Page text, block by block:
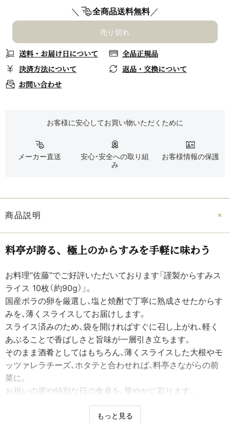
＼ 全商品送料無料／
売り切れ
送料・お届け日について
全品正規品
決済方法について
返品・交換について
お問い合わせ
お客様に安心してお買い物いただくために
メーカー直送
安心・安全への取り組
み
お客様情報の保護
商品説明
料亭が​誇る、​極上のからすみを​手軽に​味わう
お料理“佐藤”でご好評いただいております「謹製からすみス
ライス 10枚（約90g）」。
国産ボラの卵を厳選し、塩と焼酎で丁寧に熟成させたからす
みを、薄くスライスしてお届けします。
スライス済みのため、袋を開ければすぐに召し上がれ、軽く
あぶることで香ばしさと旨味が一層引き立ちます。
そのまま酒肴としてはもちろん、薄くスライスした大根やモ
ッツァレラチーズ、ホタテと合わせれば、料亭さながらの前
菜に。
お祝いの席や特別な日の食卓を、華やかに彩ります。
小倉の地で28年、全国から高い評価を受け、ミシュラン二つ
星を獲得してきた「お料理佐藤」。
もっと見る